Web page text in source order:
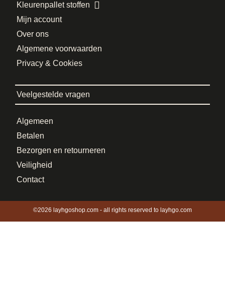
Kleurenpallet stoffen
Mijn account
Over ons
Algemene voorwaarden
Privacy & Cookies
Veelgestelde vragen
Algemeen
Betalen
Bezorgen en retourneren
Veiligheid
Contact
©2026 layhgoshop.com - all rights reserved to layhgo.com